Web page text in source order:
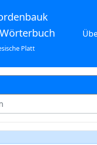
Platt